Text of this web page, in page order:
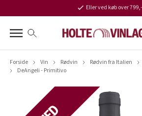
Eller ved køb over 799,-
Forside Vin Rødvin Rødvin fra Italien
DeAngeli - Primitivo